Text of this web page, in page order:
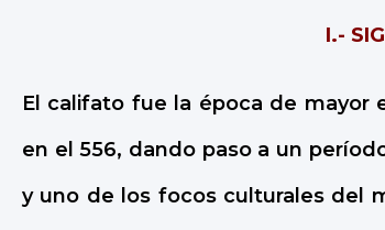
I.-
El califato fue la época de mayor
en el 556, dando paso a un
y uno de los focos culturales del